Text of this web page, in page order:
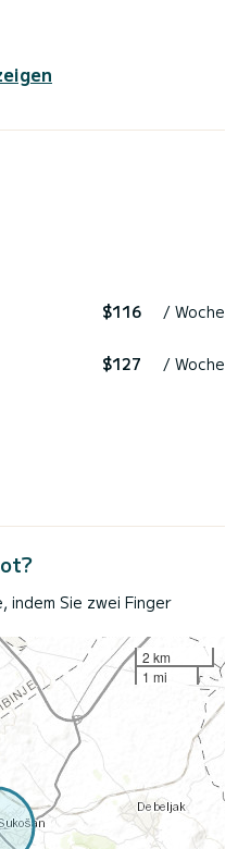
$116 / Woche
$127 / Woche
indem Sie zwei Finger
2 km
1 mi